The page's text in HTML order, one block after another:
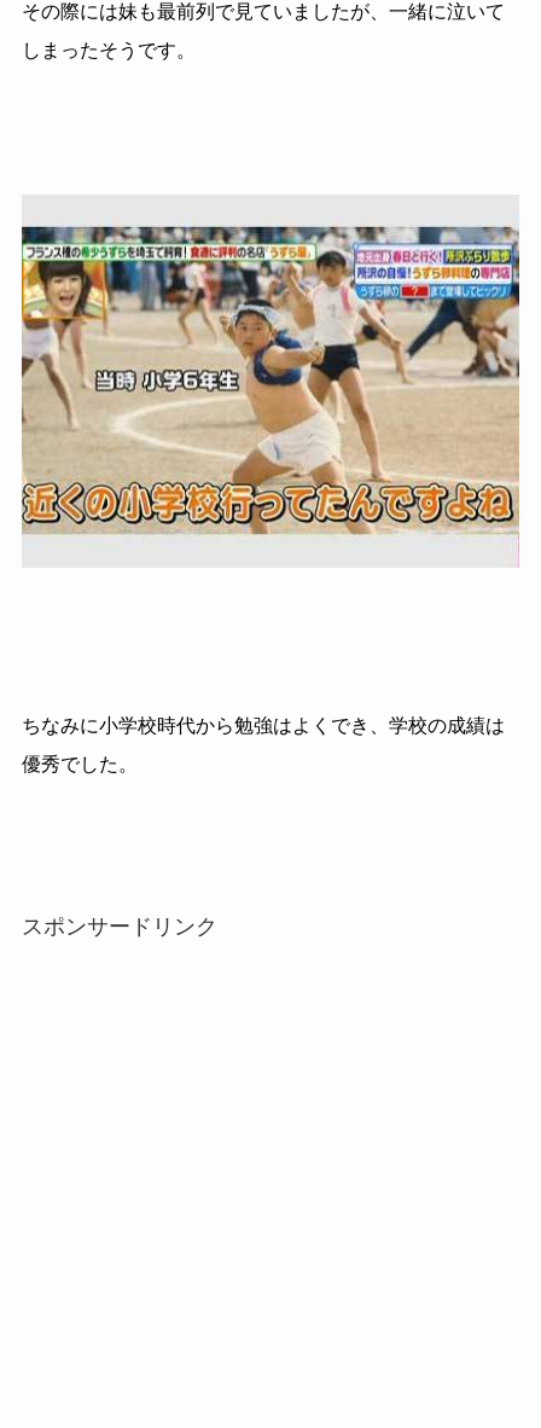
その際には妹も最前列で見ていましたが、一緒に泣いて
しまったそうです。
ちなみに小学校時代から勉強はよくでき、学校の成績は
優秀でした。
スポンサードリンク